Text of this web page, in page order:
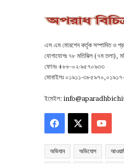
এস এম মোরশেদ কর্তৃক সম্পাদিত ও
যোগাযোগঃ ৭৮ মতিঝিল (৭ম তলা),
ফোনঃ +৮৮-০২-৯৫৭০৯৩৩
মোবাইলঃ ০১৯১১-
ইমেইল:
Facebook
অভিযান অভিযোগ